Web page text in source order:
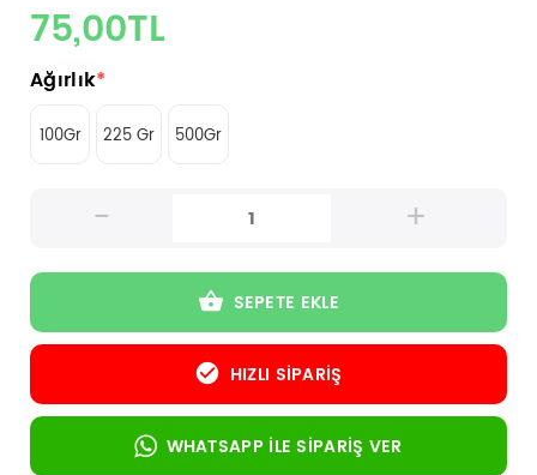
75,00TL
Ağırlık*
100Gr 225 Gr 500Gr
- +
SEPETE EKLE
HIZLI SIPARIŞ
WHATSAPP İLE SIPARIŞ VER